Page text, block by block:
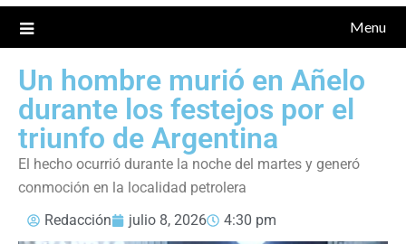
Menu
Un hombre murió en Añelo
durante los festejos por el
triunfo de Argentina
El hecho ocurrió durante la noche del martes y generó
conmoción en la localidad petrolera
Redacción
julio 8, 2026 4:30 pm